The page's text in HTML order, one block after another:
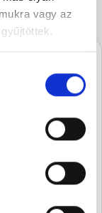
vagy az
a